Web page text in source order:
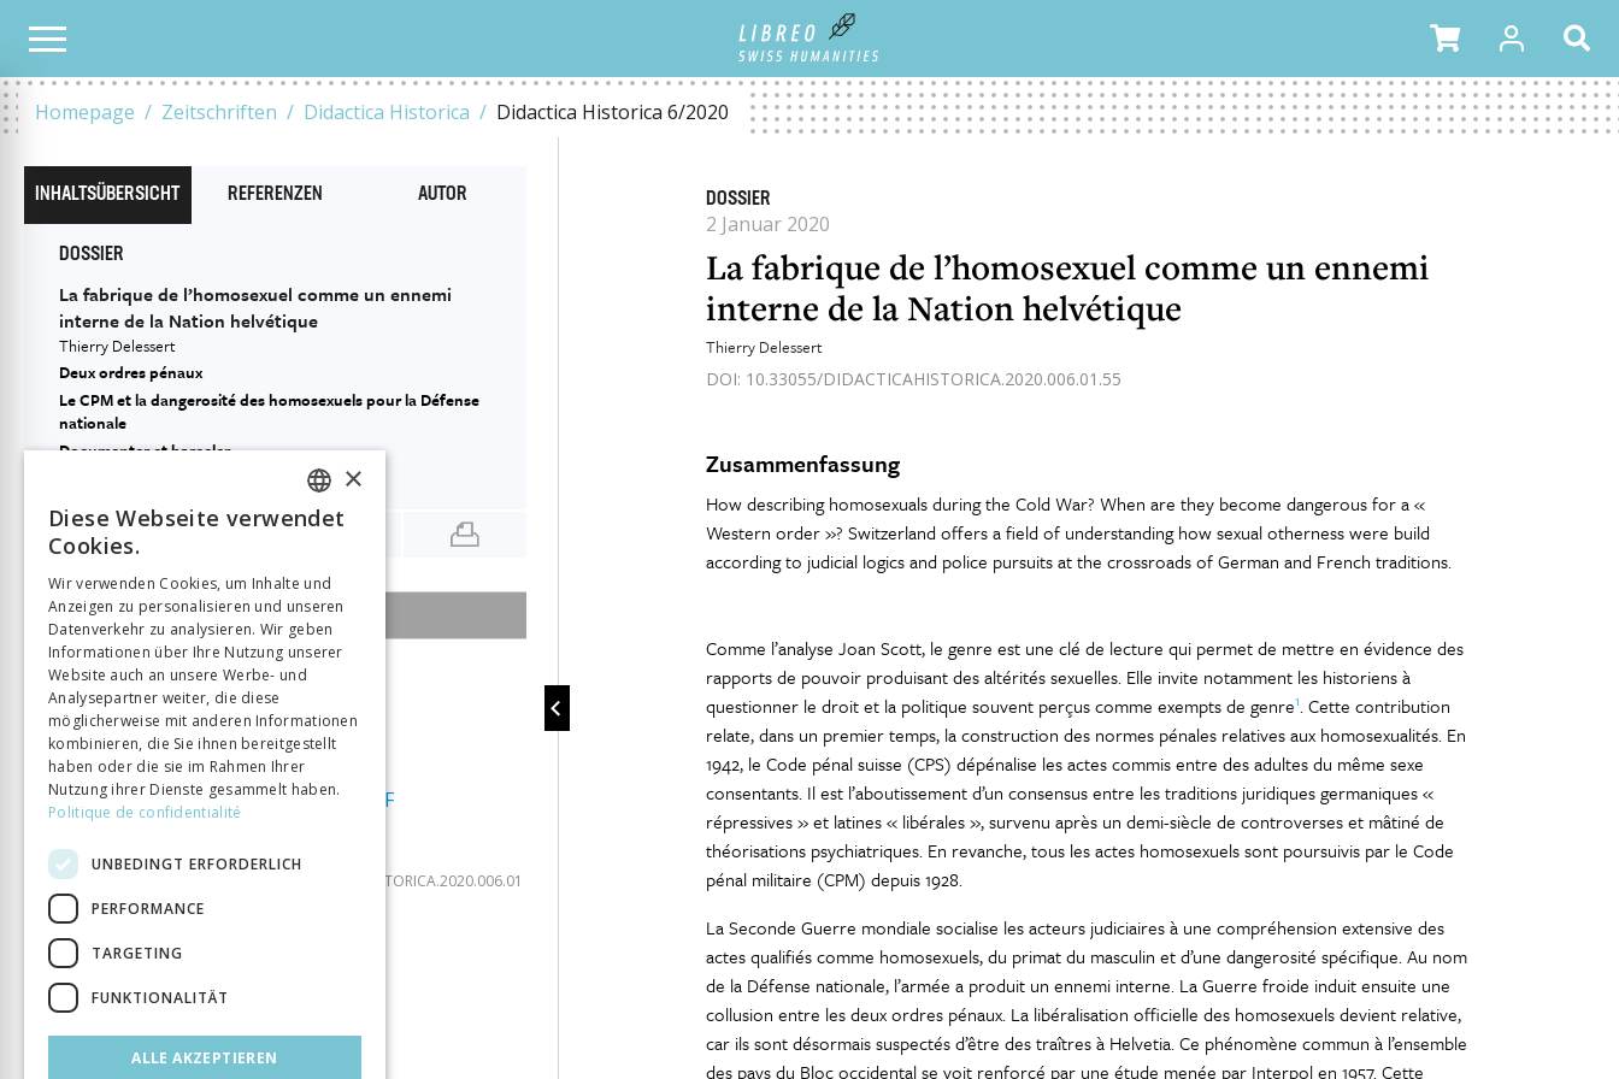
Homepage Zeitschriften Didactica Historica Didactica Historica 6/2020
ALLE HEFTE LA FABRIQUE DE L’HOMOSEXUEL COMME UN ENNEMI INTERNE DE LA NATION HELVÉTIQUE
DOSSIER
2 Januar 2020
La fabrique de l’homosexuel comme un ennemi
interne de la Nation helvétique
Thierry Delessert
DOI: 10.33055/DIDACTICAHISTORICA.2020.006.01.55
Zusammenfassung
How describing homosexuals during the Cold War? When are they become dangerous for a «
Western order »? Switzerland offers a field of understanding how sexual otherness were build
according to judicial logics and police pursuits at the crossroads of German and French traditions.
Comme l’analyse Joan Scott, le genre est une clé de lecture qui permet de mettre en évidence des
rapports de pouvoir produisant des altérités sexuelles. Elle invite notamment les historiens à
questionner le droit et la politique souvent perçus comme exempts de genre1. Cette contribution
relate, dans un premier temps, la construction des normes pénales relatives aux homosexualités. En
1942, le Code pénal suisse (CPS) dépénalise les actes commis entre des adultes du même sexe
consentants. Il est l’aboutissement d’un consensus entre les traditions juridiques germaniques «
répressives » et latines « libérales », survenu après un demi-siècle de controverses et mâtiné de
théorisations psychiatriques. En revanche, tous les actes homosexuels sont poursuivis par le Code
pénal militaire (CPM) depuis 1928.
La Seconde Guerre mondiale socialise les acteurs judiciaires à une compréhension extensive des
actes qualifiés comme homosexuels, du primat du masculin et d’une dangerosité spécifique. Au nom
de la Défense nationale, l’armée a produit un ennemi interne. La Guerre froide induit ensuite une
collusion entre les deux ordres pénaux. La libéralisation officielle des homosexuels devient relative,
car ils sont désormais suspectés d’être des traîtres à Helvetia. Ce phénomène commun à l’ensemble
des pays du Bloc occidental se voit renforcé par une étude menée par Interpol en 1957. Cette
INHALTSÜBERSICHT REFERENZEN AUTOR
DOSSIER
La fabrique de l’homosexuel comme un ennemi
interne de la Nation helvétique
Thierry Delessert
Deux ordres pénaux
Le CPM et la dangerosité des homosexuels pour la Défense
nationale
Documenter et harceler
INHALTSÜBERSICHT DER AUSGABE
2 Januar 2020
6
Altérité
Ausgabe als PDF
herunterladen
DOI:
10.33055/DIDACTICAHISTORICA.2020.006.01
DIDACTICA VI/2020
Éditorial / Editorial / Editoriale
FRENCH
ITALIAN
×
Diese Webseite verwendet
Cookies.
Wir verwenden Cookies, um Inhalte und
Anzeigen zu personalisieren und unseren
Datenverkehr zu analysieren. Wir geben
Informationen über Ihre Nutzung unserer
Website auch an unsere Werbe- und
Analysepartner weiter, die diese
möglicherweise mit anderen Informationen
kombinieren, die Sie ihnen bereitgestellt
haben oder die sie im Rahmen Ihrer
Nutzung ihrer Dienste gesammelt haben.
Politique de confidentialité
UNBEDINGT ERFORDERLICH
PERFORMANCE
TARGETING
FUNKTIONALITÄT
ALLE AKZEPTIEREN